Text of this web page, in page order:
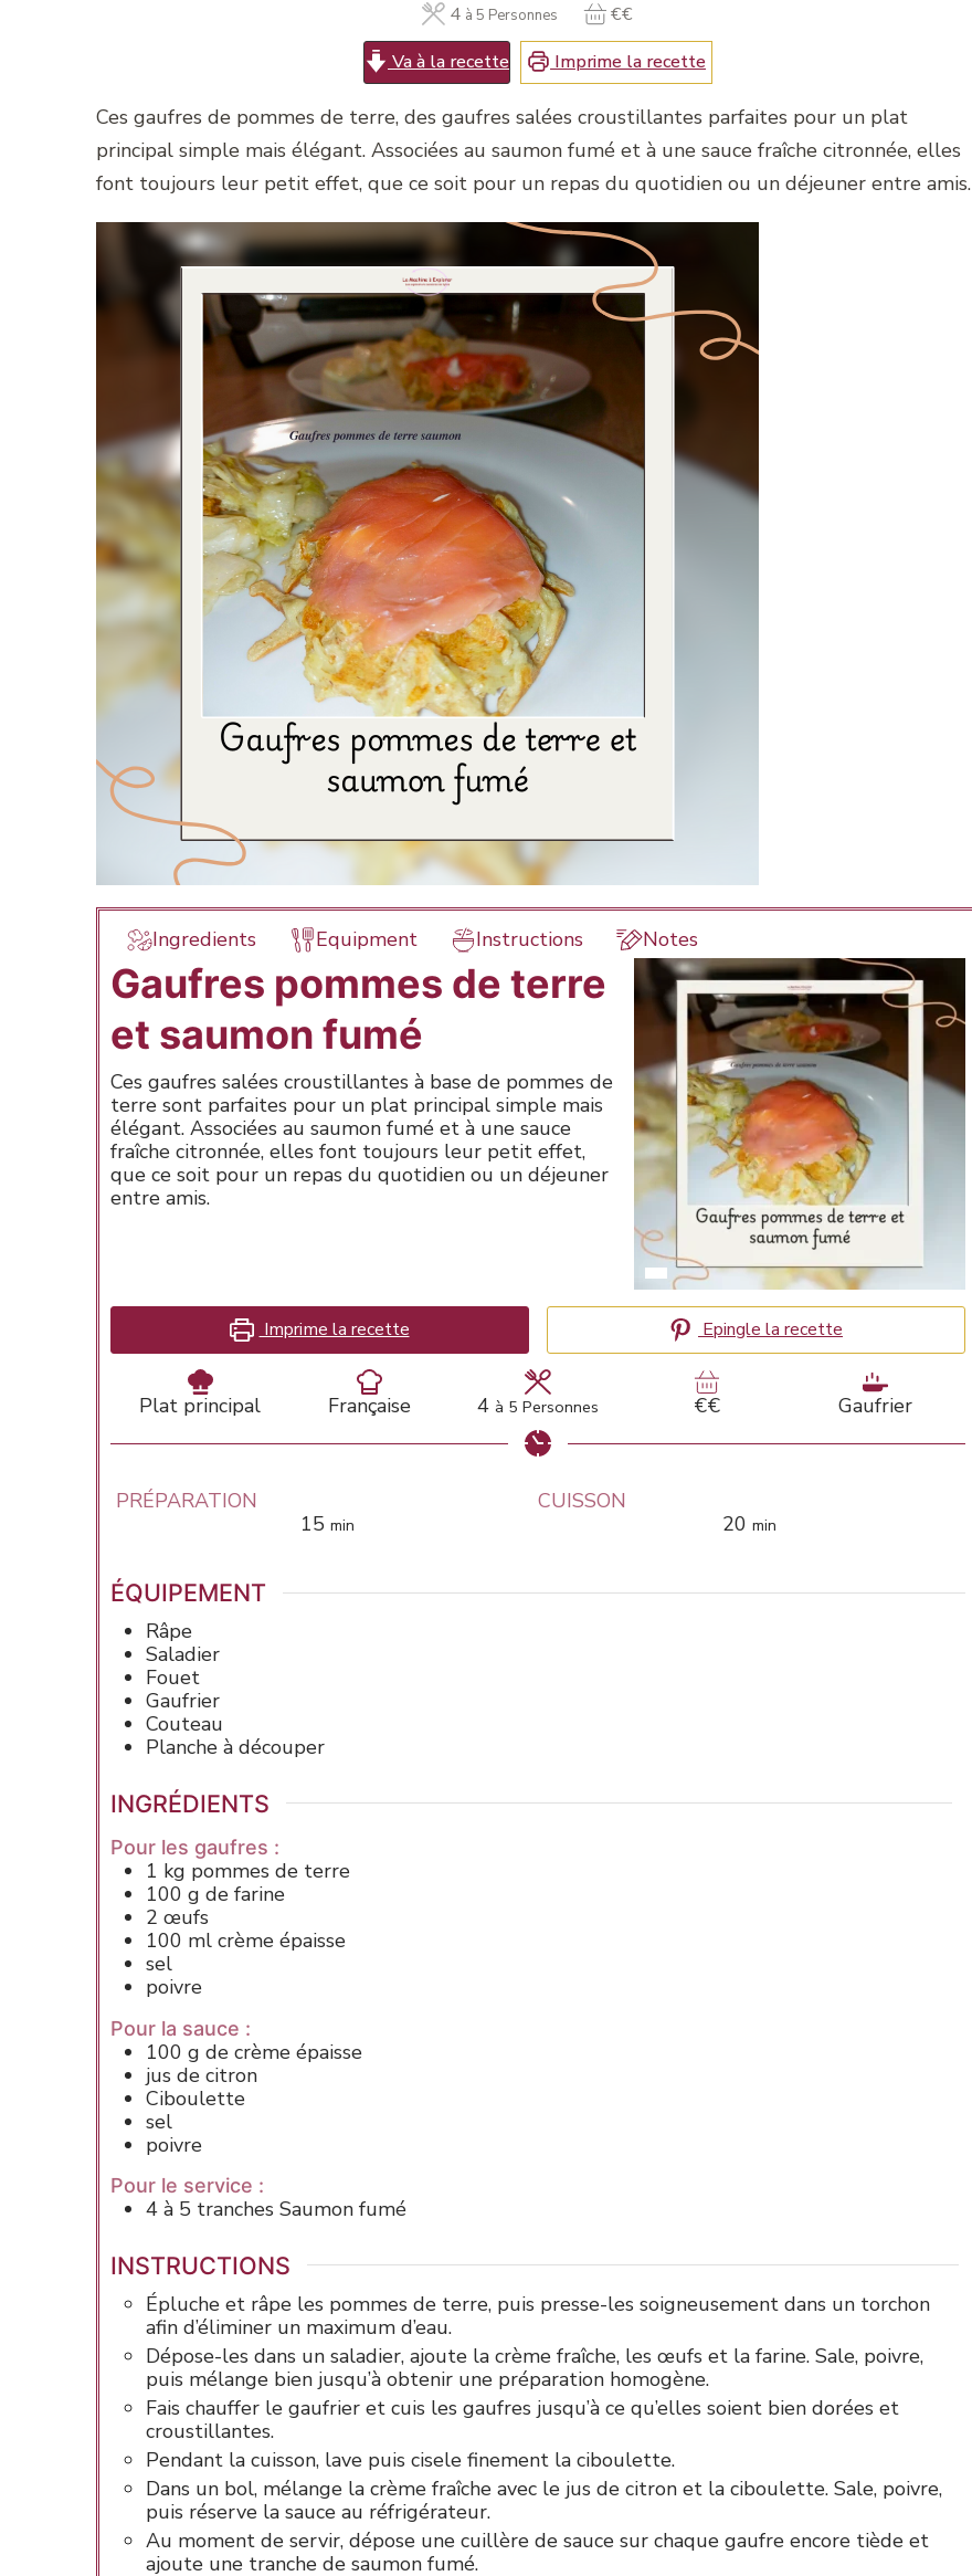
4 à 5 Personnes
€€
Va à la recette
Imprime la recette
Ces gaufres de pommes de terre, des gaufres salées croustillantes parfaites pour un plat
principal simple mais élégant. Associées au saumon fumé et à une sauce fraîche citronnée, elles
font toujours leur petit effet, que ce soit pour un repas du quotidien ou un déjeuner entre amis.
Ingredients Equipment Instructions Notes
Gaufres pommes de terre
et saumon fumé
Ces gaufres salées croustillantes à base de pommes de
terre sont parfaites pour un plat principal simple mais
élégant. Associées au saumon fumé et à une sauce
fraîche citronnée, elles font toujours leur petit effet,
que ce soit pour un repas du quotidien ou un déjeuner
entre amis.
Imprime la recette Epingle la recette
Plat principal Française 4 à 5 Personnes €€ Gaufrier
PRÉPARATION
15minutes
min
CUISSON
20minutes
min
ÉQUIPEMENT
Râpe
Saladier
Fouet
Gaufrier
Couteau
Planche à découper
INGRÉDIENTS
Pour les gaufres :
1 kg pommes de terre
100 g de farine
2 œufs
100 ml crème épaisse
sel
poivre
Pour la sauce :
100 g de crème épaisse
jus de citron
Ciboulette
sel
poivre
Pour le service :
4 à 5 tranches Saumon fumé
INSTRUCTIONS
Épluche et râpe les pommes de terre, puis presse-les soigneusement dans un torchon
afin d’éliminer un maximum d’eau.
Dépose-les dans un saladier, ajoute la crème fraîche, les œufs et la farine. Sale, poivre,
puis mélange bien jusqu’à obtenir une préparation homogène.
Fais chauffer le gaufrier et cuis les gaufres jusqu’à ce qu’elles soient bien dorées et
croustillantes.
Pendant la cuisson, lave puis cisele finement la ciboulette.
Dans un bol, mélange la crème fraîche avec le jus de citron et la ciboulette. Sale, poivre,
puis réserve la sauce au réfrigérateur.
Au moment de servir, dépose une cuillère de sauce sur chaque gaufre encore tiède et
ajoute une tranche de saumon fumé.